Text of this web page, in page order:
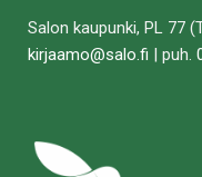
Salon kaupunki, PL 77
kirjaamo@salo.fi | puh.